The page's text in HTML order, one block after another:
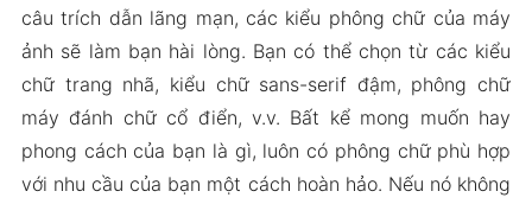
câu trích dẫn lãng mạn, các kiểu phông chữ của máy
ảnh sẽ làm bạn hài lòng. Bạn có thể chọn từ các kiểu
chữ trang nhã, kiểu chữ sans-serif đậm, phông chữ
máy đánh chữ cổ điển, v.v. Bất kể mong muốn hay
phong cách của bạn là gì, luôn có phông chữ phù hợp
với nhu cầu của bạn một cách hoàn hảo. Nếu nó không